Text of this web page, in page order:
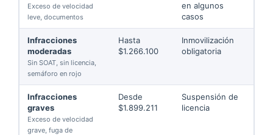
Exceso de velocidad
leve, documentos
en algunos
casos
Infracciones
moderadas
Sin SOAT, sin licencia,
semáforo en rojo
Hasta
$1.266.100
Inmovilización
obligatoria
Infracciones
graves
Exceso de velocidad
grave, fuga de
Desde
$1.899.211
Suspensión de
licencia